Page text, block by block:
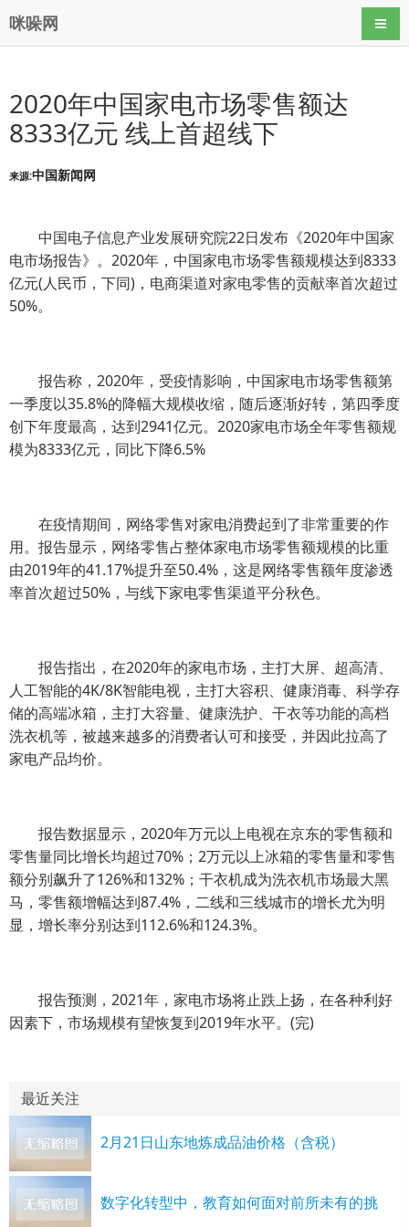
咪哚网 导航
2020年中国家电市场零售额达
8333亿元 线上首超线下
来源:中国新闻网
中国电子信息产业发展研究院22日发布《2020年中国家
电市场报告》。2020年，中国家电市场零售额规模达到8333
亿元(人民币，下同)，电商渠道对家电零售的贡献率首次超过
50%。
报告称，2020年，受疫情影响，中国家电市场零售额第
一季度以35.8%的降幅大规模收缩，随后逐渐好转，第四季度
创下年度最高，达到2941亿元。2020家电市场全年零售额规
模为8333亿元，同比下降6.5%
在疫情期间，网络零售对家电消费起到了非常重要的作
用。报告显示，网络零售占整体家电市场零售额规模的比重
由2019年的41.17%提升至50.4%，这是网络零售额年度渗透
率首次超过50%，与线下家电零售渠道平分秋色。
报告指出，在2020年的家电市场，主打大屏、超高清、
人工智能的4K/8K智能电视，主打大容积、健康消毒、科学存
储的高端冰箱，主打大容量、健康洗护、干衣等功能的高档
洗衣机等，被越来越多的消费者认可和接受，并因此拉高了
家电产品均价。
报告数据显示，2020年万元以上电视在京东的零售额和
零售量同比增长均超过70%；2万元以上冰箱的零售量和零售
额分别飙升了126%和132%；干衣机成为洗衣机市场最大黑
马，零售额增幅达到87.4%，二线和三线城市的增长尤为明
显，增长率分别达到112.6%和124.3%。
报告预测，2021年，家电市场将止跌上扬，在各种利好
因素下，市场规模有望恢复到2019年水平。(完)
最近关注
2月21日山东地炼成品油价格（含税）
数字化转型中，教育如何面对前所未有的挑